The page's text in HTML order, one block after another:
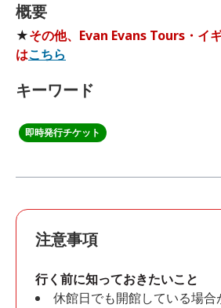
概要
★その他、Evan Evans Tours・イ
はこちら
キーワード
即時発行チケット
注意事項
行く前に知っておきたいこと
休館日でも開館している場合